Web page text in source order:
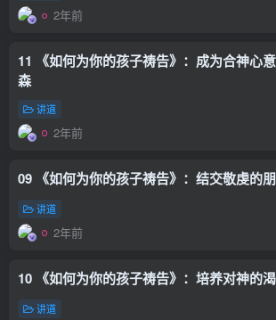
2年前
11 《如何为你的孩子祷告》：成为合神心
森
讲道
2年前
09 《如何为你的孩子祷告》：结交敬虔的
讲道
2年前
10 《如何为你的孩子祷告》：培养对神的
讲道